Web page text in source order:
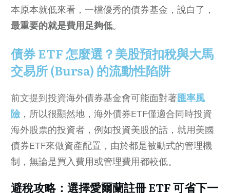
本原本就低來看，一檔優秀的債券基金，說白了，
最重要的就是費用足夠低。
債券 ETF 怎麼選？美股預扣稅與大馬
交易所 (Bursa) 的流動性陷阱
前文提到投資海外債券基金會可能面對著匯率風
險 ，所以很顯然地，海外債券ETF僅適合同時投資
海外股票的投資者，例如投資美股的話，就用美國
債券ETF來做資產配置，由於都是被動式的管理機
制，無論是買入費用或管理費用都較低。
避稅攻略：選擇愛爾蘭註冊 ETF 可省下一